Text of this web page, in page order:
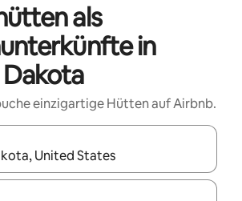
als
in
einzigartige Hütten auf Airbnb.
verfügbar sind, navigiere mit den